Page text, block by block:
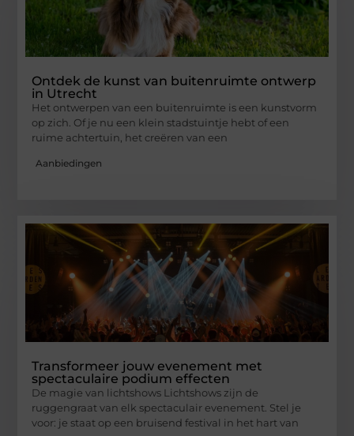
Ontdek de kunst van buitenruimte ontwerp
in Utrecht
Het ontwerpen van een buitenruimte is een kunstvorm
op zich. Of je nu een klein stadstuintje hebt of een
ruime achtertuin, het creëren van een
Aanbiedingen
Transformeer jouw evenement met
spectaculaire podium effecten
De magie van lichtshows Lichtshows zijn de
ruggengraat van elk spectaculair evenement. Stel je
voor: je staat op een bruisend festival in het hart van